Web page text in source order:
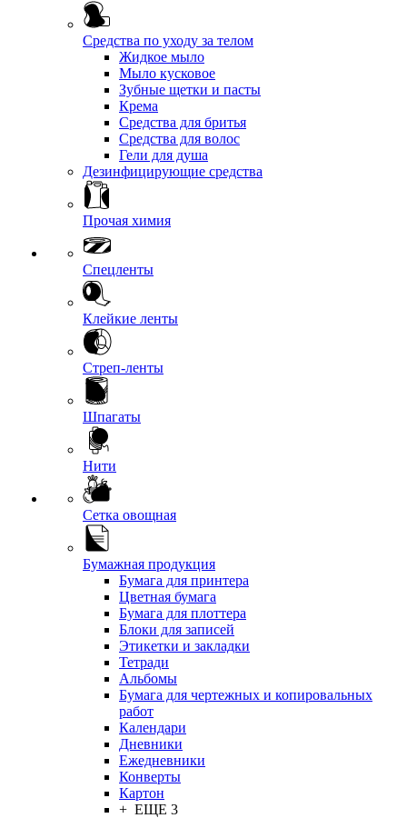
Средства по уходу за телом
Жидкое мыло
Мыло кусковое
Зубные щетки и пасты
Крема
Средства для бритья
Средства для волос
Гели для душа
Дезинфицирующие средства
Прочая химия
Спецленты
Клейкие ленты
Стреп-ленты
Шпагаты
Нити
Сетка овощная
Бумажная продукция
Бумага для принтера
Цветная бумага
Бумага для плоттера
Блоки для записей
Этикетки и закладки
Тетради
Альбомы
Бумага для чертежных и копировальных
работ
Календари
Дневники
Ежедневники
Конверты
Картон
+ ЕЩЕ 3